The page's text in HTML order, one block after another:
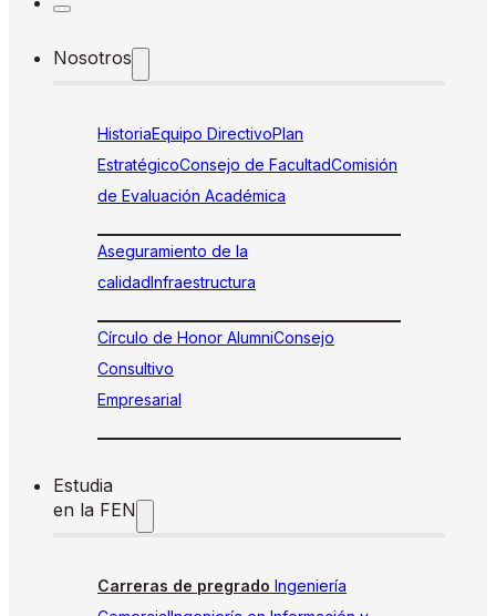
Nosotros
HistoriaEquipo DirectivoPlan
EstratégicoConsejo de FacultadComisión
de Evaluación Académica
Aseguramiento de la
calidadInfraestructura
Círculo de Honor AlumniConsejo
Consultivo
Empresarial
Estudia
en la FEN
Carreras de pregrado Ingeniería